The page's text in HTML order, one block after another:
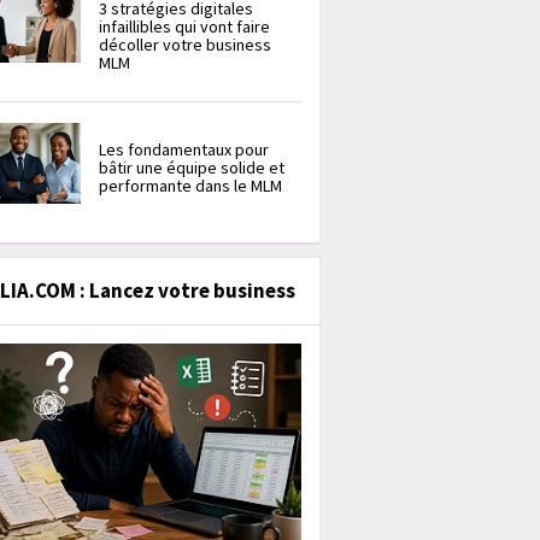
3 stratégies digitales
infaillibles qui vont faire
décoller votre business
MLM
Les fondamentaux pour
bâtir une équipe solide et
performante dans le MLM
: Lancez votre business